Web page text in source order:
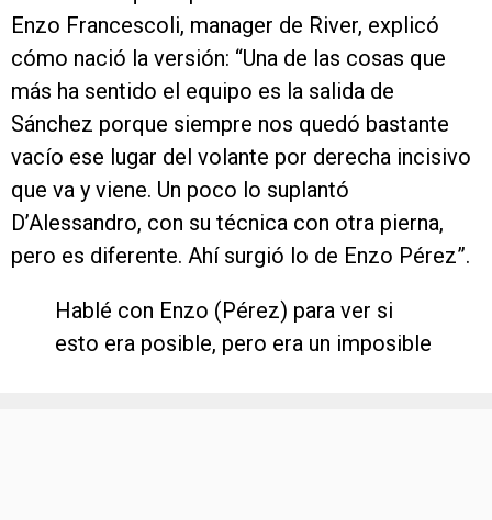
Enzo Francescoli, manager de River, explicó
cómo nació la versión: “Una de las cosas que
más ha sentido el equipo es la salida de
Sánchez porque siempre nos quedó bastante
vacío ese lugar del volante por derecha incisivo
que va y viene. Un poco lo suplantó
D’Alessandro, con su técnica con otra pierna,
pero es diferente. Ahí surgió lo de Enzo Pérez”.
Hablé con Enzo (Pérez) para ver si
esto era posible, pero era un imposible